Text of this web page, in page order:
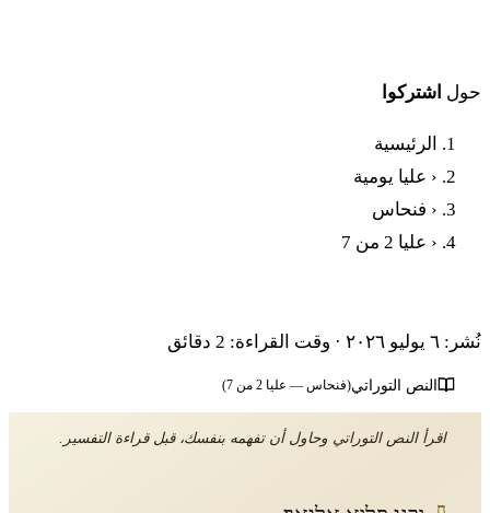
حول اشتركوا
الرئيسية
‹ عليا يومية
‹ فنحاس
‹ عليا 2 من 7
نُشر: ٦ يوليو ٢٠٢٦ · وقت القراءة: 2 دقائق
النص التوراتي(فنحاس — عليا 2 من 7)
اقرأ النص التوراتي وحاول أن تفهمه بنفسك، قبل قراءة التفسير.
ח